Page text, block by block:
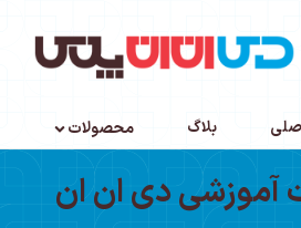
بلاگ محصولات
آموزشی دی ان ان